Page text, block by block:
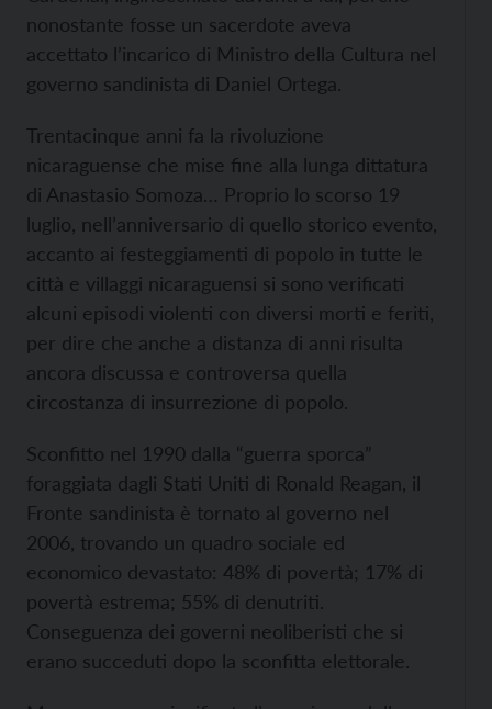
nonostante fosse un sacerdote aveva
accettato l’incarico di Ministro della Cultura nel
governo sandinista di Daniel Ortega.
Trentacinque anni fa la rivoluzione
nicaraguense che mise fine alla lunga dittatura
di Anastasio Somoza… Proprio lo scorso 19
luglio, nell’anniversario di quello storico evento,
accanto ai festeggiamenti di popolo in tutte le
città e villaggi nicaraguensi si sono verificati
alcuni episodi violenti con diversi morti e feriti,
per dire che anche a distanza di anni risulta
ancora discussa e controversa quella
circostanza di insurrezione di popolo.
Sconfitto nel 1990 dalla “guerra sporca”
foraggiata dagli Stati Uniti di Ronald Reagan, il
Fronte sandinista è tornato al governo nel
2006, trovando un quadro sociale ed
economico devastato: 48% di povertà; 17% di
povertà estrema; 55% di denutriti.
Conseguenza dei governi neoliberisti che si
erano succeduti dopo la sconfitta elettorale.